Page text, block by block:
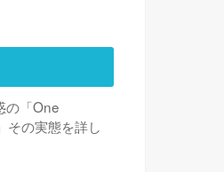
の「One
その実態を詳し